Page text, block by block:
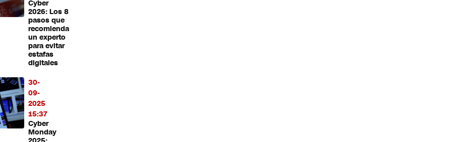
Cyber
2026: Los 8
pasos que
recomienda
un experto
para evitar
estafas
digitales
30-
09-
2025
15:37
Cyber
Monday